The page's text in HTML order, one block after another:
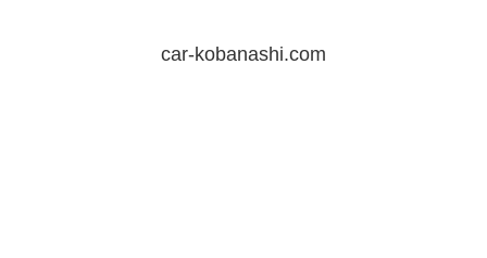
car-kobanashi.com